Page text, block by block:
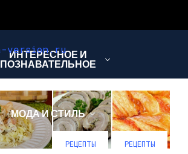
ИНТЕРЕСНОЕ И
ПОЗНАВАТЕЛЬНОЕ
МОДА И СТИЛЬ
РЕЦЕПТЫ РЕЦЕПТЫ